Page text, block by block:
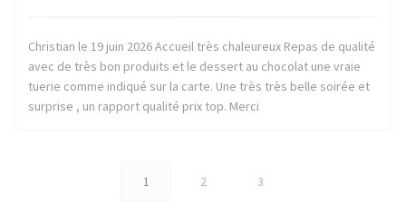
Christian le 19 juin 2026 Accueil très chaleureux Repas de qualité
avec de très bon produits et le dessert au chocolat une vraie
tuerie comme indiqué sur la carte. Une très très belle soirée et
surprise , un rapport qualité prix top. Merci
1 2 3